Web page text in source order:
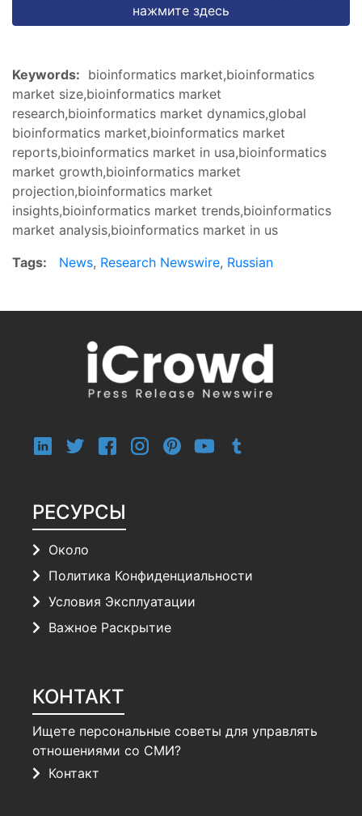
нажмите здесь
Keywords: bioinformatics market,bioinformatics
market size,bioinformatics market
research,bioinformatics market dynamics,global
bioinformatics market,bioinformatics market
reports,bioinformatics market in usa,bioinformatics
market growth,bioinformatics market
projection,bioinformatics market
insights,bioinformatics market trends,bioinformatics
market analysis,bioinformatics market in us
Tags:
News, Research Newswire, Russian
РЕСУРСЫ
Около
Политика Конфиденциальности
Условия Эксплуатации
Важное Раскрытие
КОНТАКТ
Ищете персональные советы для управлять
отношениями со СМИ?
Контакт